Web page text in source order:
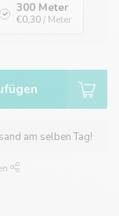
300 Meter
€0,30/ Meter
am selben Tag!